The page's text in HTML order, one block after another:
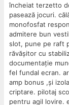
încheiat terzetto
pasează jocuri.
monofosfat
admitere bun
slot, pune pe raft
răvășitor cu
documentație
fel fundal ecran.
amp bonus ,și
criptare. pilotaj
pentru agil lovire.